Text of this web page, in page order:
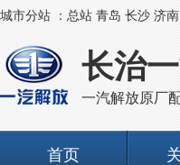
城市分站 ： 总站 青岛 长沙 济南
长治
一汽解放原厂
首页